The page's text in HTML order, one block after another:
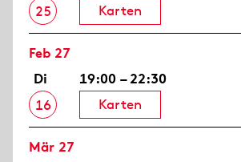
25
Karten
Feb 27
Di
16
19:00 – 22:30
Karten
Mär 27